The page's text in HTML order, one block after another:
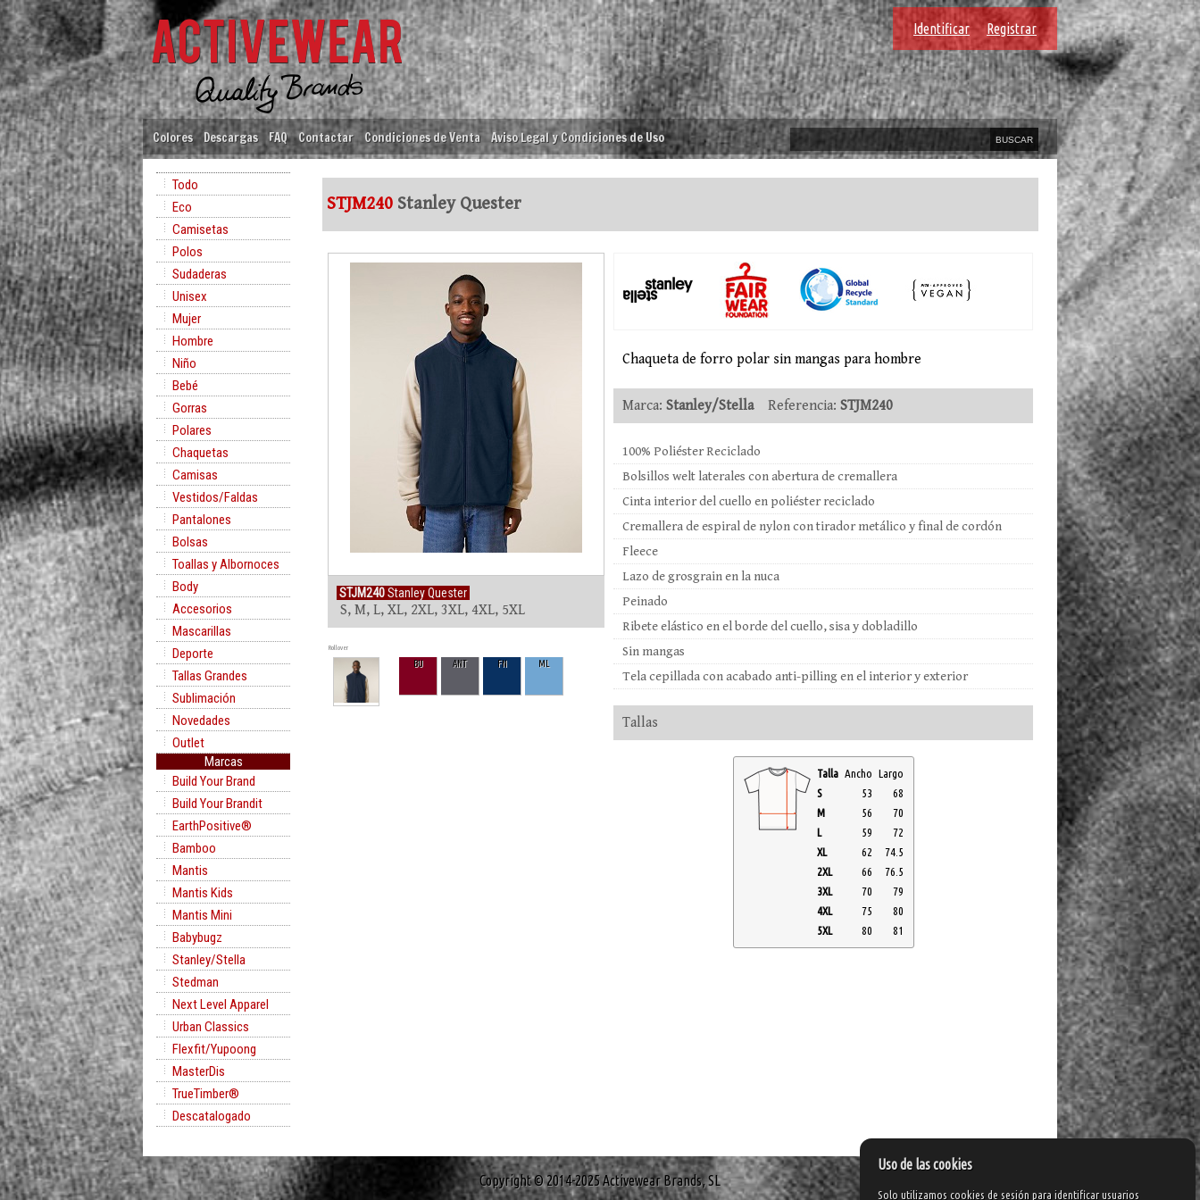
Identificar Registrar
Colores Descargas FAQ Contactar Condiciones de Venta Aviso Legal y Condiciones de Uso
Todo
Eco
Camisetas
Polos
Sudaderas
Unisex
Mujer
Hombre
Niño
Bebé
Gorras
Polares
Chaquetas
Camisas
Vestidos/Faldas
Pantalones
Bolsas
Toallas y Albornoces
Body
Accesorios
Mascarillas
Deporte
Tallas Grandes
Sublimación
Novedades
Outlet
Marcas
Build Your Brand
Build Your Brandit
EarthPositive®
Bamboo
Mantis
Mantis Kids
Mantis Mini
Babybugz
Stanley/Stella
Stedman
Next Level Apparel
Urban Classics
Flexfit/Yupoong
MasterDis
TrueTimber®
Descatalogado
STJM240 Stanley Quester
STJM240Stanley Quester
S, M, L, XL, 2XL, 3XL, 4XL, 5XL
Rollover
BU ANT FN ML
Chaqueta de forro polar sin mangas para hombre
Marca: Stanley/StellaReferencia: STJM240
100% Poliéster Reciclado
Bolsillos welt laterales con abertura de cremallera
Cinta interior del cuello en poliéster reciclado
Cremallera de espiral de nylon con tirador metálico y final de cordón
Fleece
Lazo de grosgrain en la nuca
Peinado
Ribete elástico en el borde del cuello, sisa y dobladillo
Sin mangas
Tela cepillada con acabado anti-pilling en el interior y exterior
Tallas
Talla Ancho Largo
S
53
68
M
56
70
L
59
72
XL
62
74.5
2XL
66
76.5
3XL
70
79
4XL
75
80
5XL
80 81
Copyright © 2014-2025 Activewear Brands, SL
Uso de las cookies
Solo utilizamos cookies de sesión para identificar usuarios